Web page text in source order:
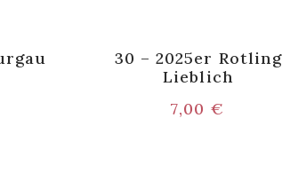
30 – 2025er Rotling
Lieblich
7,00€